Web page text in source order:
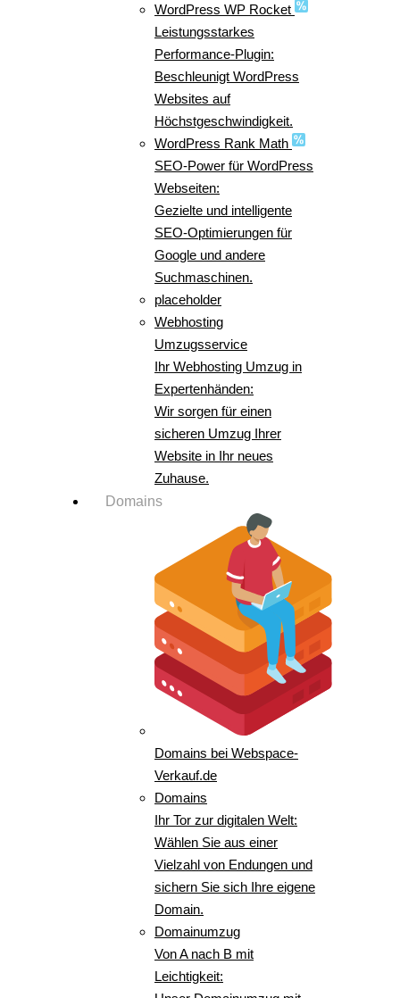
WordPress WP Rocket
Leistungsstarkes
Performance-Plugin:
Beschleunigt WordPress
Websites auf
Höchstgeschwindigkeit.
WordPress Rank Math
SEO-Power für WordPress
Webseiten:
Gezielte und intelligente
SEO-Optimierungen für
Google und andere
Suchmaschinen.
placeholder
Webhosting
Umzugsservice
Ihr Webhosting Umzug in
Expertenhänden:
Wir sorgen für einen
sicheren Umzug Ihrer
Website in Ihr neues
Zuhause.
Domains
Domains bei Webspace-
Verkauf.de
Domains
Ihr Tor zur digitalen Welt:
Wählen Sie aus einer
Vielzahl von Endungen und
sichern Sie sich Ihre eigene
Domain.
Domainumzug
Von A nach B mit
Leichtigkeit: